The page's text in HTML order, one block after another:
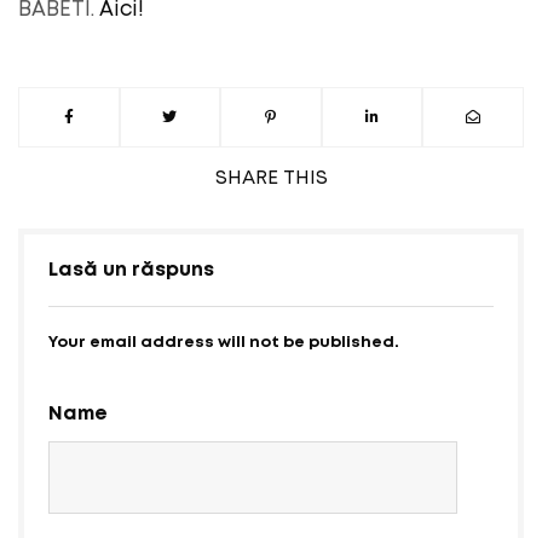
SHARE THIS
BABETI. Aici!
Lasă un răspuns
Your email address will not be published.
Name